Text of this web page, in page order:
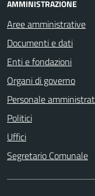
AMMINISTRAZIONE
Aree amministrative
Documenti e dati
Enti e fondazioni
Organi di governo
Personale
Politici
Uffici
Segretario Comunale